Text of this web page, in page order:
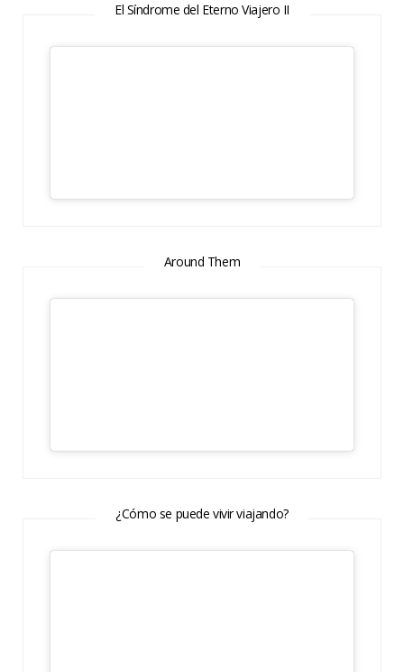
El Síndrome del Eterno Viajero II
Around Them
¿Cómo se puede vivir viajando?